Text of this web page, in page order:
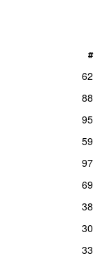
#
62
88
95
59
97
69
38
30
33